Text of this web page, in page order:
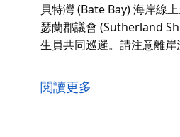
貝特灣 (Bate Bay) 海岸線
瑟蘭郡議會 (Sutherland
生員共同巡邏。請注意離
的餐廳和咖啡館稍遠，因此
閱讀更多